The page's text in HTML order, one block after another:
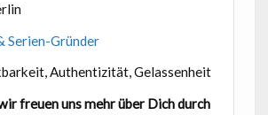
Serien-Gründer
Authentizität, Gelassenheit
freuen uns mehr über Dich durch